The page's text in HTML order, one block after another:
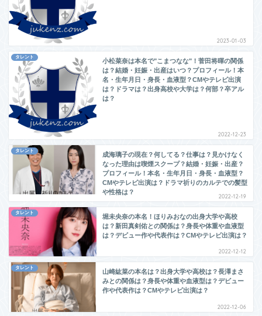
2023-01-03
タレント
小松菜奈は本名で"こまつなな"！菅田将暉の関係
は？結婚・妊娠・出産はいつ？プロフィール！本
名・生年月日・身長・血液型？CMやテレビ出演
は？ドラマは？出身高校や大学は？何部？卒アル
は？
2022-12-23
タレント
成海璃子の現在？何してる？仕事は？見かけなく
なった理由は喫煙スクープ？結婚・妊娠・出産？
プロフィール！本名・生年月日・身長・血液型？
CMやテレビ出演は？ドラマ祈りのカルテでの髪型
や性格は？
2022-12-19
タレント
堀未央奈の本名！ほりみおなの出身大学や高校
は？新田真剣佑との関係は？身長や体重や血液型
は？デビュー作や代表作は？CMやテレビ出演は？
2022-12-12
タレント
山崎紘菜の本名は？出身大学や高校は？長澤まさ
みとの関係は？身長や体重や血液型は？デビュー
作や代表作は？CMやテレビ出演は？
2022-12-06